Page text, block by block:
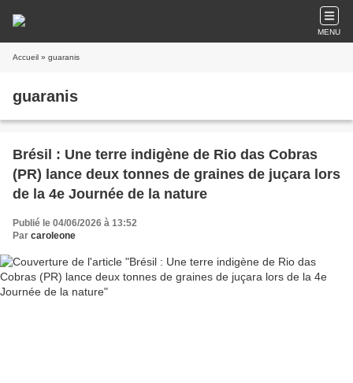
MENU
Accueil » guaranis
guaranis
Brésil : Une terre indigène de Rio das Cobras
(PR) lance deux tonnes de graines de juçara lors
de la 4e Journée de la nature
Publié le 04/06/2026 à 13:52
Par caroleone